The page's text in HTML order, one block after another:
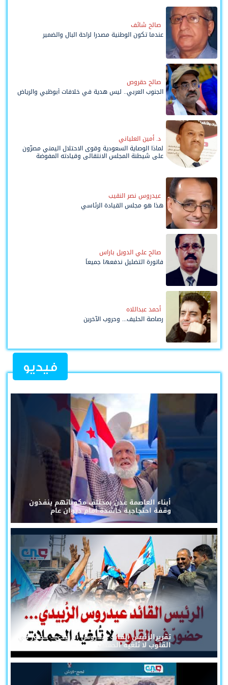
صالح شائف
عندما تكون الوطنية مصدرا لراحة البال والضمير
صالح حقروص
الجنوب العربي.. ليس هدية في خلافات أبوظبي والرياض
د. أمين العلياني
لماذا الوصاية السعودية وقوى الاحتلال اليمني مصرّون
على شيطنة المجلس الانتقالي وقيادته المفوضة
عيدروس نصر النقيب
هذا هو مجلس القيادة الرئاسي
صالح علي الدويل باراس
فاتورة التضليل ندفعها جميعاً
أحمد عبداللاه
رصاصة الحليف... وحروب الآخرين
فيديو
أبناء العاصمة عدن بمختلف مكوناتهم ينفذون
وقفة احتجاجية حاشدة أمام ديوان عام
تقريرالرئيس القائد عيدروس الزُبيدي... حضورٌ في
القلوب لا تُلغيه الحملات